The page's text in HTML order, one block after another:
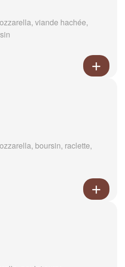
viande hachée,
boursin, raclette,